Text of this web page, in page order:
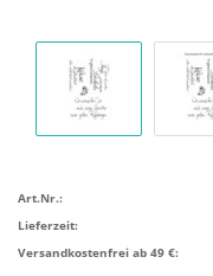
Art.Nr.:
Lieferzeit:
Versandkostenfrei ab 49 €: